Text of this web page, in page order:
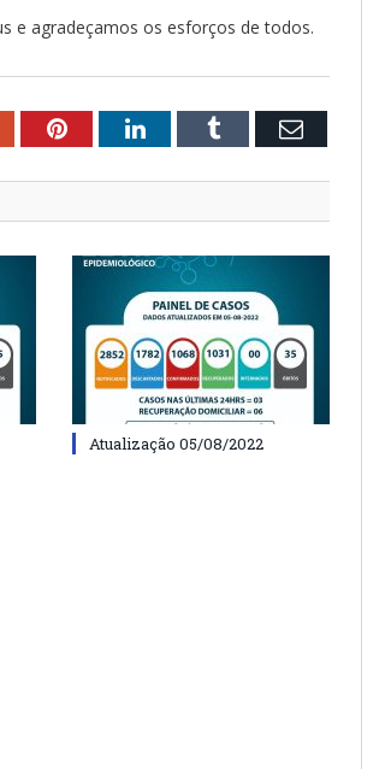
e agradeçamos os esforços de todos.
PinterestLinkedInTumblr Email
Atualização 05/08/2022